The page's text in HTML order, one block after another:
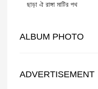
ছাড়া ঐ রাঙ্গা মাটির পথ
ALBUM PHOTO
ADVERTISEMENT